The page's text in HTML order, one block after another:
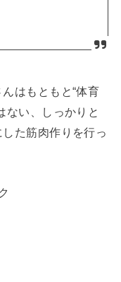
はもともと“体育
ない、しっかりと
た筋肉作りを行っ